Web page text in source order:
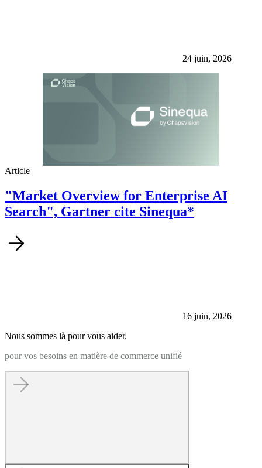
24 juin, 2026
Article
"Market Overview for Enterprise AI
Search", Gartner cite Sinequa*
16 juin, 2026
Nous sommes là pour vous aider.
pour vos besoins en matière de commerce unifié